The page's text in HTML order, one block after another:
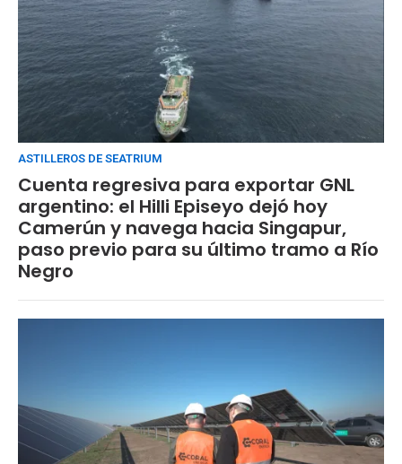
ASTILLEROS DE SEATRIUM
Cuenta regresiva para exportar GNL
argentino: el Hilli Episeyo dejó hoy
Camerún y navega hacia Singapur,
paso previo para su último tramo a Río
Negro